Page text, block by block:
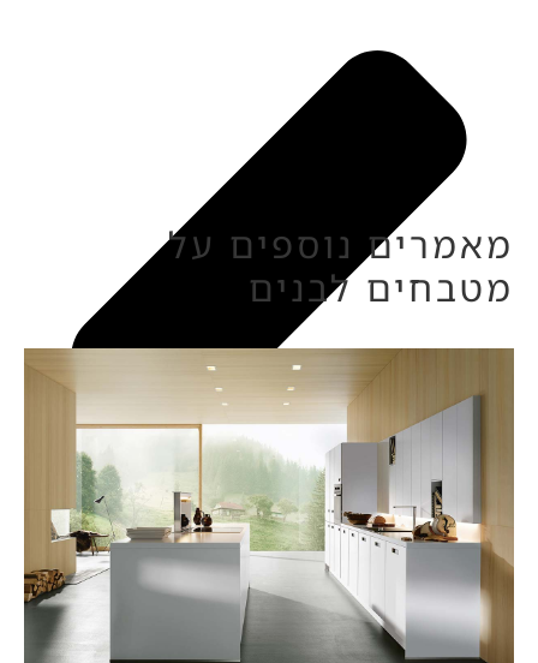
מאמרים נוספים על
מטבחים לבנים